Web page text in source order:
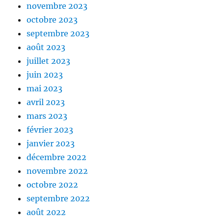
novembre 2023
octobre 2023
septembre 2023
août 2023
juillet 2023
juin 2023
mai 2023
avril 2023
mars 2023
février 2023
janvier 2023
décembre 2022
novembre 2022
octobre 2022
septembre 2022
août 2022